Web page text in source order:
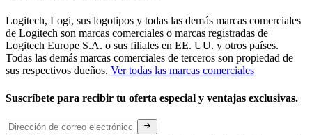
Logitech, Logi, sus logotipos y todas las demás marcas comerciales
de Logitech son marcas comerciales o marcas registradas de
Logitech Europe S.A. o sus filiales en EE. UU. y otros países.
Todas las demás marcas comerciales de terceros son propiedad de
sus respectivos dueños. Ver todas las marcas comerciales
Suscríbete para recibir tu oferta especial y ventajas exclusivas.